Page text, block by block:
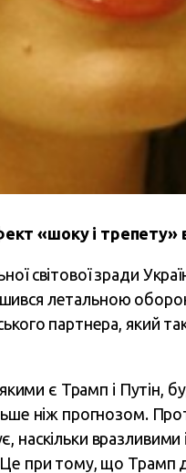
«шоку і трепету»
світової зради
летальною
партнера, який
якими є Трамп і Путін,
ніж прогнозом.
вразливими
Це при тому, що Трамп